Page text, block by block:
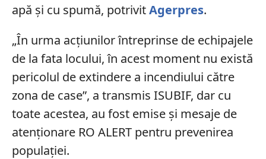
apă și cu spumă, potrivitAgerpres.
„În urma acțiunilor întreprinse de echipajele
de la fata locului, în acest moment nu există
pericolul de extindere a incendiului către
zona de case”, a transmis ISUBIF, dar cu
toate acestea, au fost emise și mesaje de
atenționare RO ALERT pentru prevenirea
populației.